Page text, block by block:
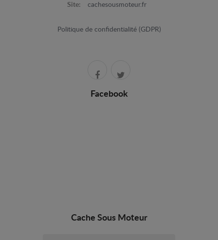
Site: cachesousmoteur.fr
Politique de confidentialité (GDPR)
Facebook
Cache Sous Moteur